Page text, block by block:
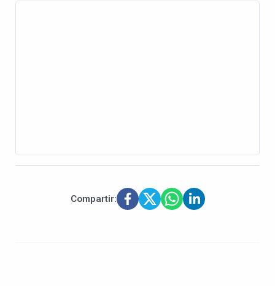
Compartir: